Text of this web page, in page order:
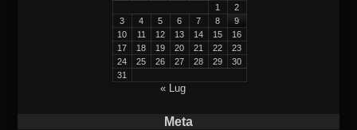
1
2
3
4 5 6 7 8
9
10
11 12 13 14 15
16
17
18 19 20 21 22
23
24
25 26 27 28 29
30
31
« Lug
Meta